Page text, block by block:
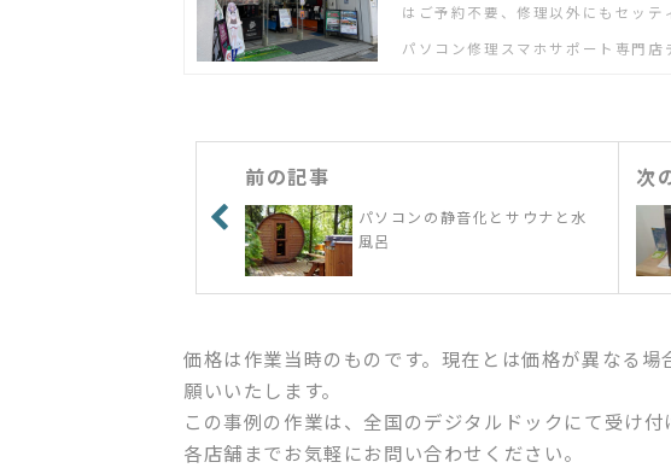
はご予約不要、修理以外にもセッ
パソコン修理スマホサポート専門店
前の記事
パソコンの静音化とサウナと水
風呂
次
価格は作業当時のものです。現在とは価格が異なる
願いいたします。
この事例の作業は、全国のデジタルドックにて受け付
各店舗までお気軽にお問い合わせください。